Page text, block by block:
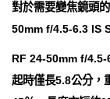
對於需要變焦鏡頭
50mm f/4.5-6.3 IS
RF 24-50mm f/4.5-
起時僅長5.8公分，